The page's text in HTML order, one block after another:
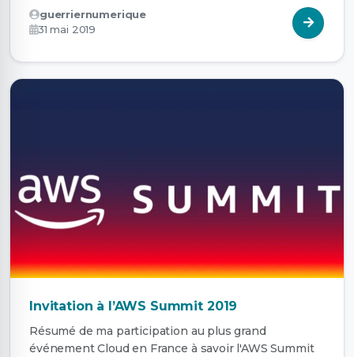
guerriernumerique
31 mai 2019
Invitation à l’AWS Summit 2019
Résumé de ma participation au plus grand
événement Cloud en France à savoir l'AWS Summit